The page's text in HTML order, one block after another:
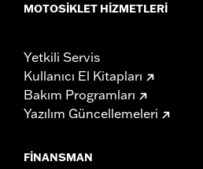
MOTOSIKLET HIZMETLERI
Yetkili Servis
Kullanıcı El Kitapları
Bakım Programları
Yazılım Güncellemeleri
FINANSMAN